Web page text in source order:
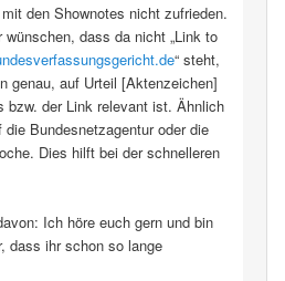
den Shownotes nicht zufrieden.
wünschen, dass da nicht „Link to
“ steht,
genau, auf Urteil [Aktenzeichen]
bzw. der Link relevant ist. Ähnlich
Bundesnetzagentur oder die
Dies hilft bei der schnelleren
Ich höre euch gern und bin
dass ihr schon so lange